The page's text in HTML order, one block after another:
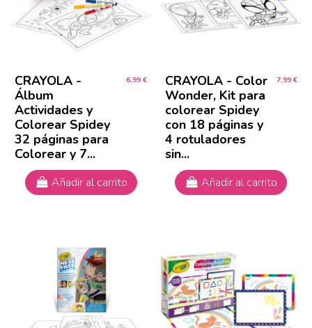
CRAYOLA -
Álbum
Actividades y
Colorear Spidey
32 páginas para
Colorear y 7...
6,99 €
Añadir al carrito
CRAYOLA - Color
Wonder, Kit para
colorear Spidey
con 18 páginas y
4 rotuladores
sin...
7,99 €
Añadir al carrito